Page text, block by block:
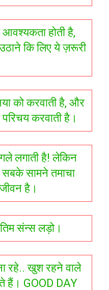
आवश्यकता होती है,
कि लिए ये ज़रूरी
को करवाती है, और
करवाती है।
लगाती है! लेकिन
सामने तमाचा
है।
संन्स लड़ो।
रहे.. खुश रहने वाले
हैं। GOOD DAY